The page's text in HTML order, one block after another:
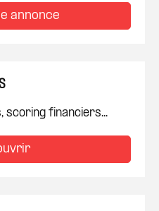
annonce
scoring financiers...